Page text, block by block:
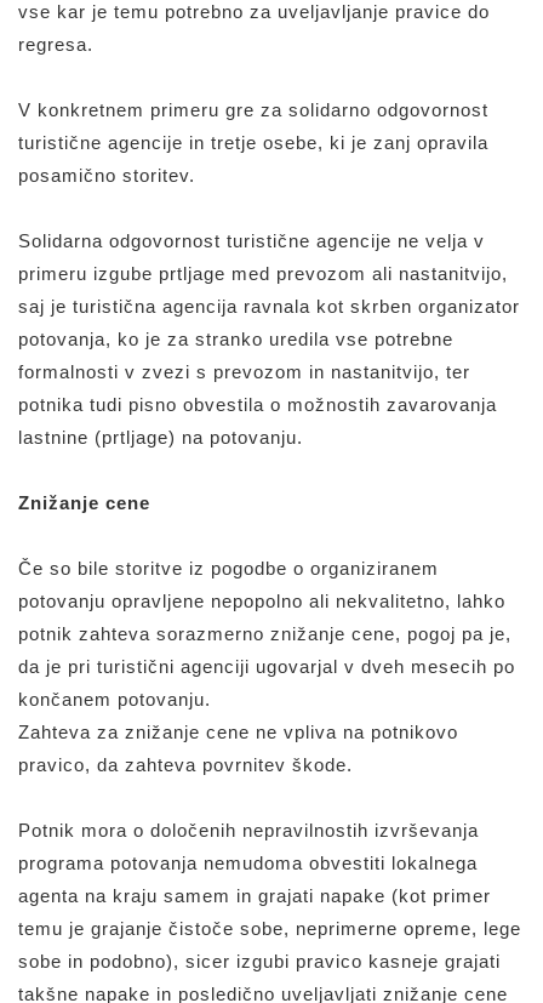
vse kar je temu potrebno za uveljavljanje pravice do
regresa.
V konkretnem primeru gre za solidarno odgovornost
turistične agencije in tretje osebe, ki je zanj opravila
posamično storitev.
Solidarna odgovornost turistične agencije ne velja v
primeru izgube prtljage med prevozom ali nastanitvijo,
saj je turistična agencija ravnala kot skrben organizator
potovanja, ko je za stranko uredila vse potrebne
formalnosti v zvezi s prevozom in nastanitvijo, ter
potnika tudi pisno obvestila o možnostih zavarovanja
lastnine (prtljage) na potovanju.
Znižanje cene
Če so bile storitve iz pogodbe o organiziranem
potovanju opravljene nepopolno ali nekvalitetno, lahko
potnik zahteva sorazmerno znižanje cene, pogoj pa je,
da je pri turistični agenciji ugovarjal v dveh mesecih po
končanem potovanju.
Zahteva za znižanje cene ne vpliva na potnikovo
pravico, da zahteva povrnitev škode.
Potnik mora o določenih nepravilnostih izvrševanja
programa potovanja nemudoma obvestiti lokalnega
agenta na kraju samem in grajati napake (kot primer
temu je grajanje čistoče sobe, neprimerne opreme, lege
sobe in podobno), sicer izgubi pravico kasneje grajati
takšne napake in posledično uveljavljati znižanje cene